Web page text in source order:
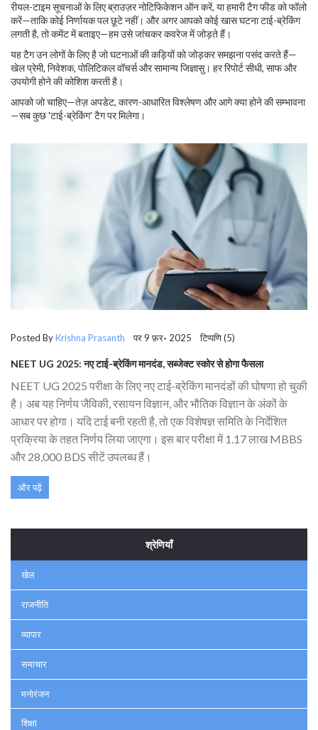
रीयल-टाइम सूचनाओं के लिए ब्राउज़र नोटिफिकेशन ऑन करें, या हमारी टैग फीड को फॉलो
करें—ताकि कोई निर्णायक पल छूटे नहीं। और अगर आपको कोई खास घटना टाई-ब्रेकिंग
लगती है, तो कमेंट में बताइए—हम उसे जांचकर कवरेज में जोड़ते हैं।
यह टैग उन लोगों के लिए है जो घटनाओं की कड़ियों को जोड़कर समझना पसंद करते हैं—
खेल प्रेमी, निवेशक, पोलिटिकल वॉचर्स और सामान्य जिज्ञासु। हर रिपोर्ट सीधी, साफ और
उपयोगी होने की कोशिश करती है।
आपको जो चाहिए—तेज़ अपडेट, कारण-आधारित विश्लेषण और आगे क्या होने की सम्भावना
—सब कुछ 'टाई-ब्रेकिंग' टैग पर मिलेगा।
Posted ByKrishna Prasanth पर 9 फ़र॰ 2025 टिप्पणि (5)
NEET UG 2025: नए टाई-ब्रेकिंग मानदंड, सब्जेक्ट स्कोर से होगा फैसला
NEET UG 2025 परीक्षा के लिए नए टाई-ब्रेकिंग मानदंडों की घोषणा हो चुकी
है। अब यह निर्णय जैविकी, रसायन विज्ञान, और भौतिक विज्ञान के अंकों के
आधार पर होगा। यदि टाई बनी रहती है, तो एक विशेषज्ञ समिति के निर्देशित
प्रक्रिया के तहत निर्णय लिया जाएगा। इस बार परीक्षा में 1.17 लाख MBBS
और 28,000 BDS सीटें उपलब्ध हैं।
और पढ़ें
श्रेणियाँ
खेल
राजनीति
व्यापार
समाचार
मनोरंजन
शिक्षा